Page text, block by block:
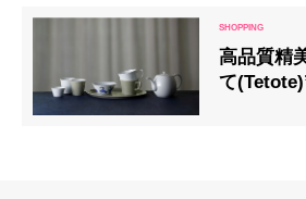
高品質精
て